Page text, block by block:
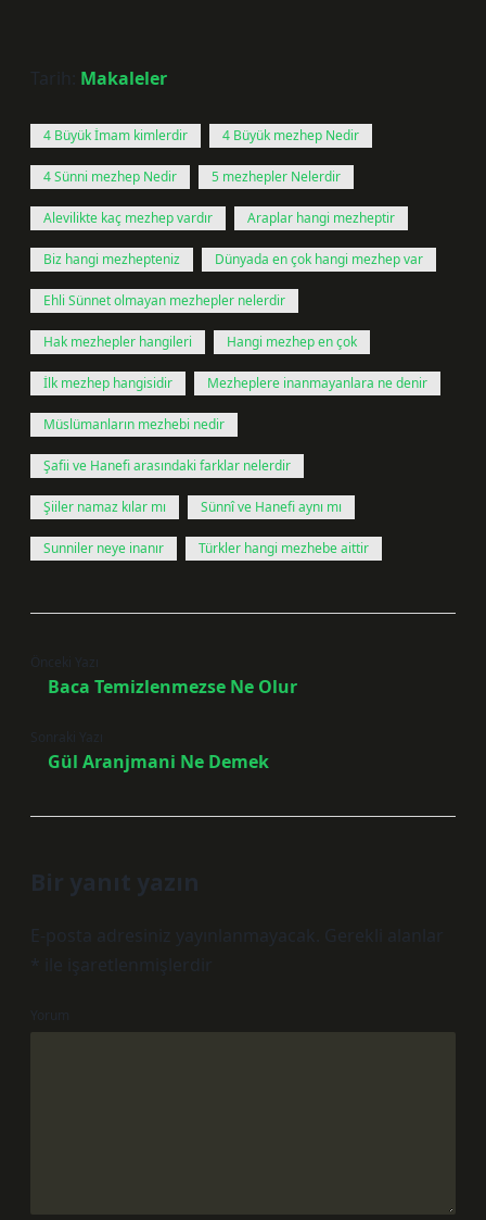
Tarih: Makaleler
4 Büyük İmam kimlerdir 4 Büyük mezhep Nedir
4 Sünni mezhep Nedir 5 mezhepler Nelerdir
Alevilikte kaç mezhep vardır Araplar hangi mezheptir
Biz hangi mezhepteniz Dünyada en çok hangi mezhep var
Ehli Sünnet olmayan mezhepler nelerdir
Hak mezhepler hangileri Hangi mezhep en çok
İlk mezhep hangisidir Mezheplere inanmayanlara ne denir
Müslümanların mezhebi nedir
Şafii ve Hanefi arasındaki farklar nelerdir
Şiiler namaz kılar mı Sünnî ve Hanefi aynı mı
Sunniler neye inanır Türkler hangi mezhebe aittir
Önceki Yazı
Baca Temizlenmezse Ne Olur
Sonraki Yazı
Gül Aranjmani Ne Demek
Bir yanıt yazın
E-posta adresiniz yayınlanmayacak. Gerekli alanlar
*
ile işaretlenmişlerdir
Yorum